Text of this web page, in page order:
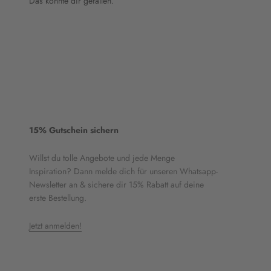
15% Gutschein sichern
Willst du tolle Angebote und jede Menge
Inspiration? Dann melde dich für unseren Whatsapp-
Newsletter an & sichere dir 15% Rabatt auf deine
erste Bestellung.
Jetzt anmelden!